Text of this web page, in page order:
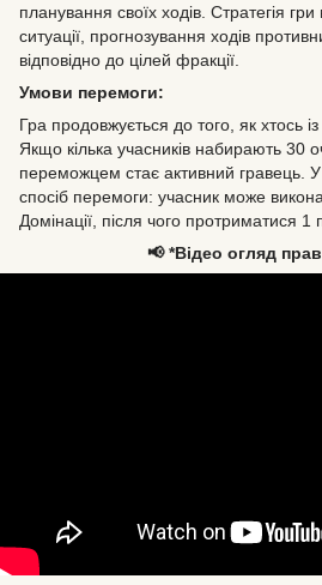
планування своїх ходів. Стратегія
ситуації, прогнозування ходів
відповідно до цілей фракції.
Умови перемоги:
Гра продовжується до того, як хтось
Якщо кілька учасників набирають 30
переможцем стає активний гравець. У
спосіб перемоги: учасник може
Домінації, після чого протриматися 1
📢 *Відео огляд